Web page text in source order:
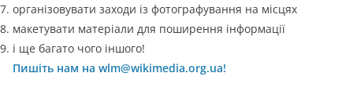
організовувати заходи із фотографування на місцях
макетувати матеріали для поширення інформації
і ще багато чого іншого!
Пишіть нам на wlm@wikimedia.org.ua!